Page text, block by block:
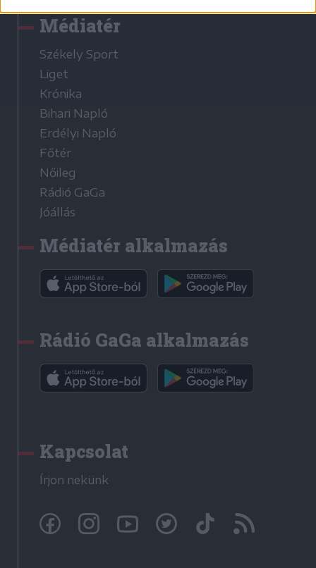
Médiatér
Székely Sport
Liget
Krónika
Bihari Napló
Erdélyi Napló
Főtér
Nőileg
Rádió GaGa
Jóállás
Médiatér alkalmazás
Rádió GaGa alkalmazás
Kapcsolat
Írjon nekünk